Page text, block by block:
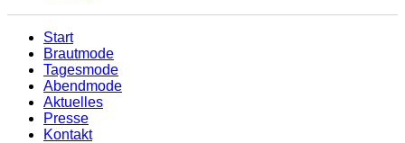
Start
Brautmode
Tagesmode
Abendmode
Aktuelles
Presse
Kontakt